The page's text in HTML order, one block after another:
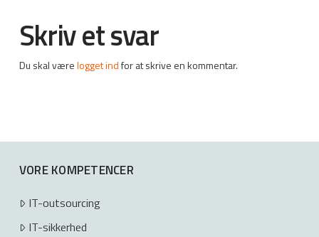
Skriv et svar
Du skal værelogget indfor at skrive en kommentar.
VORE KOMPETENCER
IT-outsourcing
IT-sikkerhed